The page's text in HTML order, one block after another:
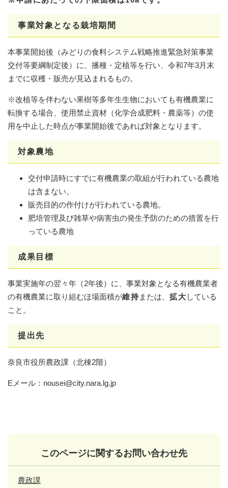
事業対象となる栽培期間
本事業開始後（みどりの食料システム戦略推進緊急対策事業
交付等要綱制定後）に、播種・定植等を行い、令和7年3月末
までに収穫・販売が見込まれるもの。
※改植等を伴わない果樹等多年生生物においても有機農業に
転換する場合、使用禁止資材（化学合成肥料・農薬等）の使
用を中止した時点が事業開始後であれば対象となります。
対象農地
交付申請時にすでに有機農業の取組が行われている農地
は含まない。
販売目的の作付けが行われている農地。
肥培管理及び雑草や病害虫の発生予防のための措置を行
っている農地
成果目標
事業実施年の翌々年（2年後）に、事業対象となる有機農業者
の有機農業に取り組むほ場面積が維持または、 拡大 している
こと。
提出先
奈良市役所農政課（北棟2階）
Eメール：nousei@city.nara.lg.jp
このページに関するお問い合わせ先
農政課